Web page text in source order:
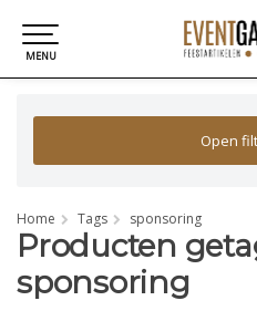
MENU
Open
Home Tags sponsoring
Producten
sponsoring